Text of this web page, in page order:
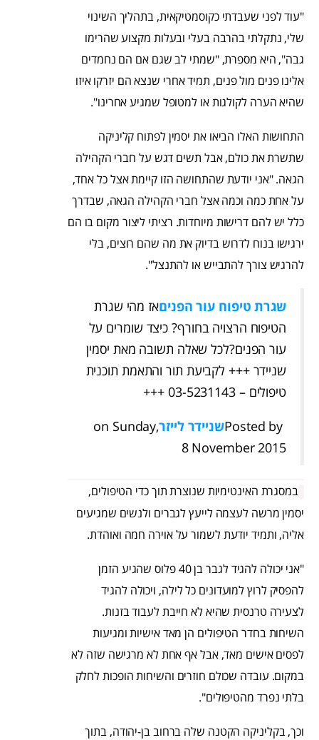
"עוד לפני שעבדתי כקוסמטיקאית, בתהליך השינוי
שלי, נתקלתי בהרבה בעלי ובעלות מקצוע שהרימו
גבה", היא מספרת, "שמתי לב שגם אם הם נחמדים
אלינו פנים מול פנים, תמיד אחרי שנצא הם יזרקו איזו
שהיא הערה לקולגות או למטופל שמגיע אחרינו".
התחושות האלו הביאו את יסמין לפתוח קליניקה
שתשרת את כולם, אבל תשים דגש על חברי הקהילה
הגאה. "אני יודעת שהתחושה הזו קיימת אצל כל אחד,
על אחת כמה וכמה אצל חברי הקהילה הגאה, שבדרך
כלל יש להם דרישות מיוחדות. רציתי ליצור מקום בו הם
ירגישו בנוח לדרוש בדיוק את מה שהם רוצים, בלי
להרגיש צורך להתבייש או להתנצל".
שגרת טיפוח עור הפניםאז מהי שגרת
הטיפוח הרצויה בחורף? כיצד שומרים על
עור הפנים?לכל שאלה תשובה מאת יסמין
שניידר +++ לקביעת תור והתאמת תוכנית
טיפולים – 03-5231143 +++
Posted by ‎שניידר לייזר‎ on Sunday,
8 November 2015
במסגרת האינטימיות שנוצרת תוך כדי הטיפולים,
יסמין מרשה לעצמה לייעץ לגברים ולנשים שמגיעים
אליה, ותמיד יודעת לשמור על אוירה חמה ואוהדת.
"אני יכולה להגיד לגבר בן 40 פלוס שהגיע הזמן
להפסיק לרוץ למועדונים כל לילה, ויכולה להגיד
לצעירה טרנסית שהיא לא חייבת לעבוד בזנות.
השיחות בחדר הטיפולים הן מאד אישיות ומגיעות
לפסים אישים מאד, אבל אף אחת לא מרגישה שזה לא
במקום. עובדה שכולם חוזרים והשיחות הופכות לחלק
בלתי נפרד מהטיפולים".
וכך, בקליניקה הקטנה שלה ברחוב בן-יהודה, בתוך